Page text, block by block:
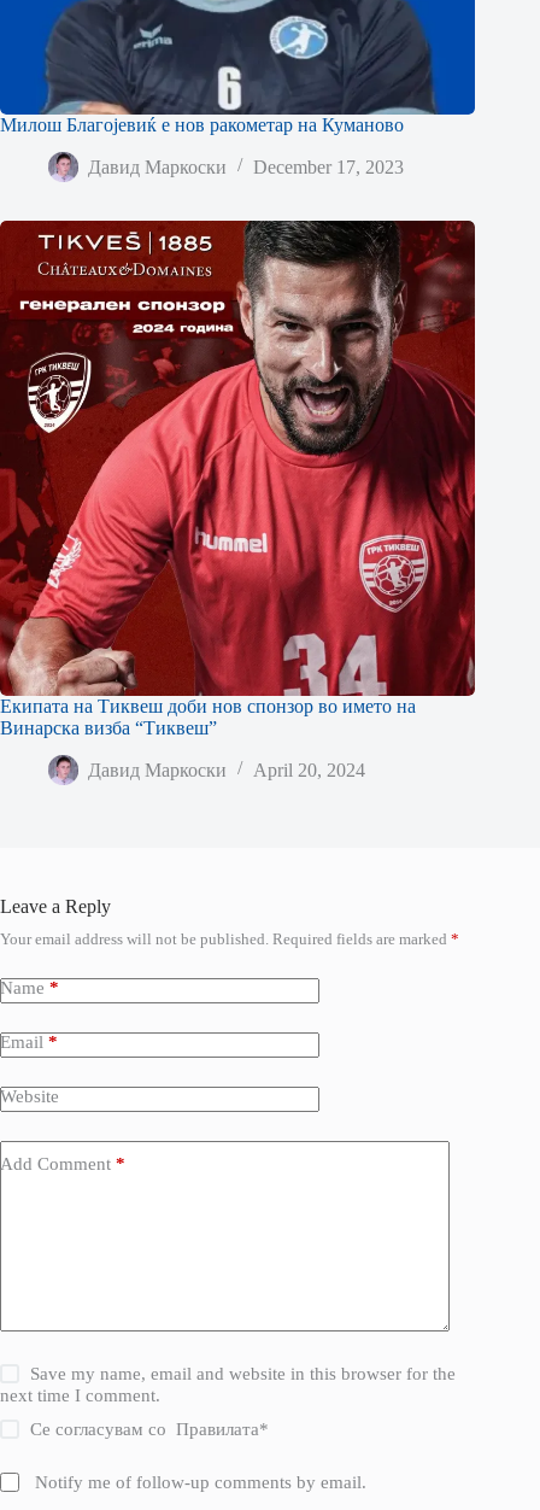
Милош Благојевиќ е нов ракометар на Куманово
Давид Маркоски December 17, 2023
Екипата на Тиквеш доби нов спонзор во името на
Винарска визба “Тиквеш”
Давид Маркоски April 20, 2024
Leave a Reply
Your email address will not be published. Required fields are marked *
Name *
Email *
Website
Add Comment *
Save my name, email and website in this browser for the
next time I comment.
Се согласувам соПравилата*
Notify me of follow-up comments by email.